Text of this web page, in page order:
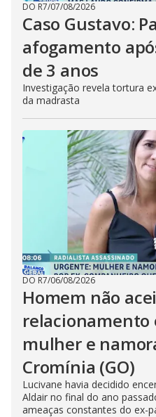
DO R7/07/08/2026
Caso Gustavo:
afogamento
de 3 anos
Investigação revela tortura
da madrasta
DO R7/06/08/2026
Homem não
relacionamento
mulher e
Cromínia (GO)
Lucivane havia decidido
Aldair no final do ano
ameaças constantes do ex-